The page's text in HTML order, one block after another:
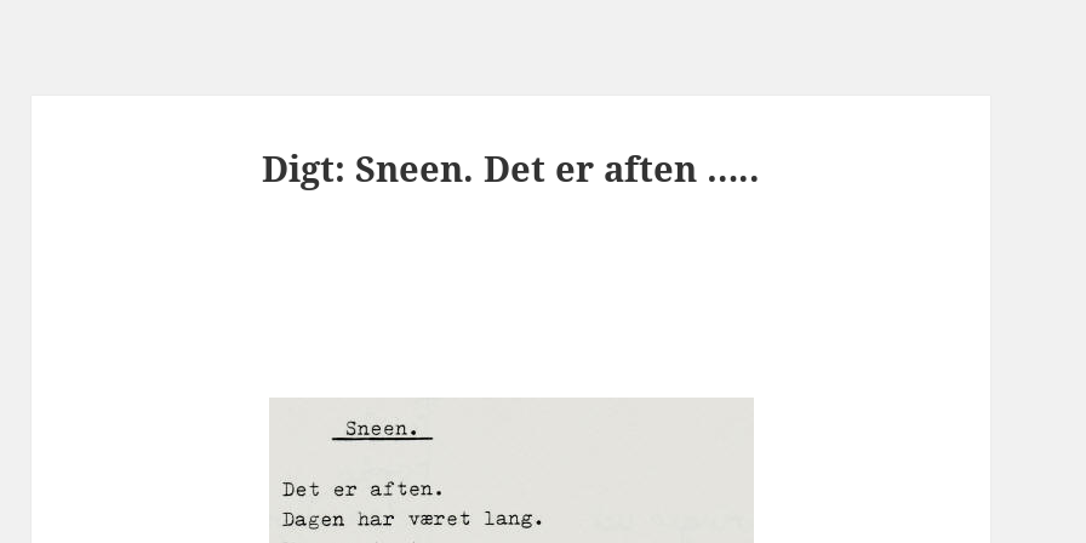
Digt: Sneen. Det er aften …..